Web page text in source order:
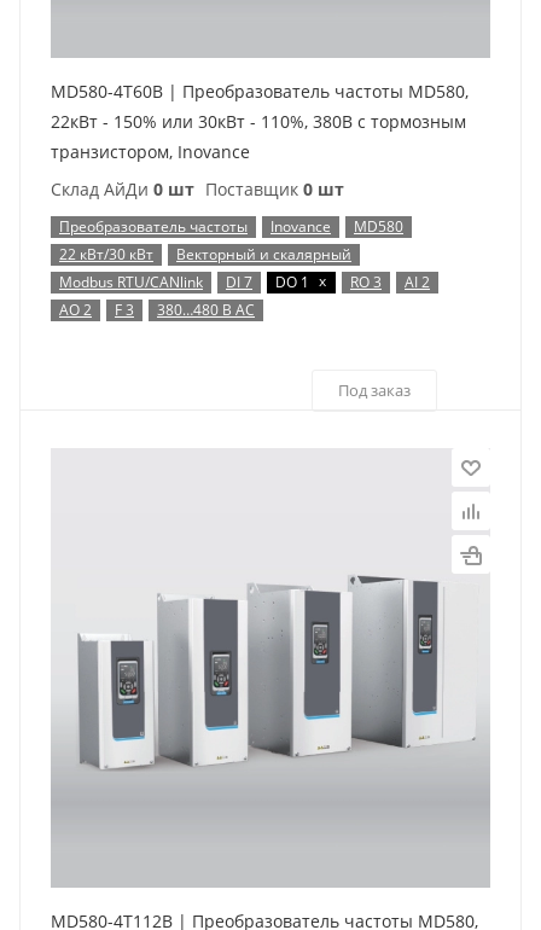
MD580-4T60B | Преобразователь частоты MD580,
22кВт - 150% или 30кВт - 110%, 380В с тормозным
транзистором, Inovance
Склад АйДи 0 шт Поставщик 0 шт
Преобразователь частоты Inovance
MD580
22 кВт/30 кВт
Векторный и скалярный
Modbus RTU/CANlink
DI 7 DO 1 x RO 3
AI 2
AO 2
F 3 380…480 В AC
Под заказ
MD580-4T112B | Преобразователь частоты MD580,